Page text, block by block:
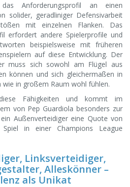
Anforderungsprofil an einen
solider, geradliniger Defensivarbeit
mit einzelnen Flanken. Das
erfordert andere Spielerprofile und
beispielsweise mit früheren
auf diese Entwicklung. Der
muss sich sowohl am Flügel aus
können und sich gleichermaßen in
wie in großem Raum wohl fühlen.
Fähigkeiten und kommt im
von Pep Guardiola besonders zur
Außenverteidiger eine Quote von
in einer Champions League
Linksverteidiger,
Alleskönner –
als Unikat